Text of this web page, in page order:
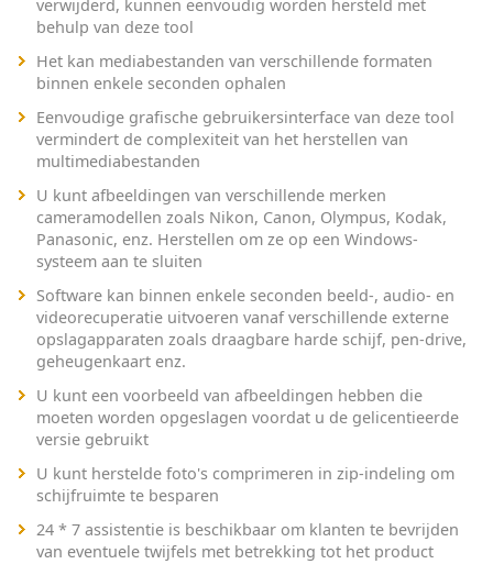
verwijderd, kunnen eenvoudig worden hersteld met
behulp van deze tool
Het kan mediabestanden van verschillende formaten
binnen enkele seconden ophalen
Eenvoudige grafische gebruikersinterface van deze tool
vermindert de complexiteit van het herstellen van
multimediabestanden
U kunt afbeeldingen van verschillende merken
cameramodellen zoals Nikon, Canon, Olympus, Kodak,
Panasonic, enz. Herstellen om ze op een Windows-
systeem aan te sluiten
Software kan binnen enkele seconden beeld-, audio- en
videorecuperatie uitvoeren vanaf verschillende externe
opslagapparaten zoals draagbare harde schijf, pen-drive,
geheugenkaart enz.
U kunt een voorbeeld van afbeeldingen hebben die
moeten worden opgeslagen voordat u de gelicentieerde
versie gebruikt
U kunt herstelde foto's comprimeren in zip-indeling om
schijfruimte te besparen
24 * 7 assistentie is beschikbaar om klanten te bevrijden
van eventuele twijfels met betrekking tot het product